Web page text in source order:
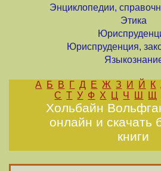
Энциклопедии,
Этика
Юриспруденция,
А Б В Г Д Е Ж З И Й К
С Т У Ф Х Ц Ч Ш Щ
Хольбайн
онлайн и скачать
книги